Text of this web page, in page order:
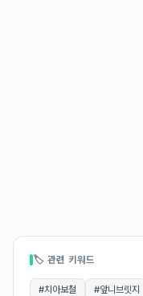
🏷 관련 키워드
#치아보철 #앞니브릿지